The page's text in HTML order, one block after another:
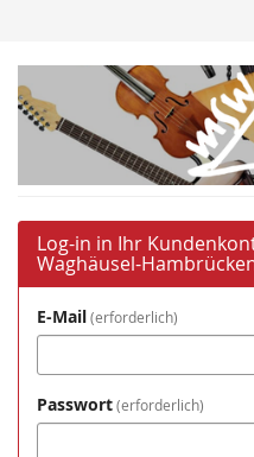
Inhalt
springen
Waghäusel-
e.V.
Log-in in Ihr
Waghäusel-
E-Mail erforderlich
Passwort erforderlich